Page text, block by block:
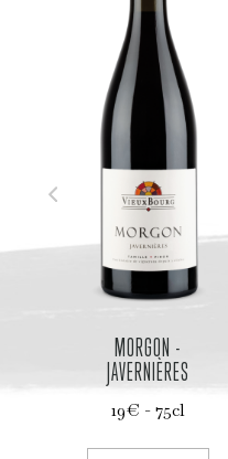
MORGON -
JAVERNIÈRES
19€ - 75cl